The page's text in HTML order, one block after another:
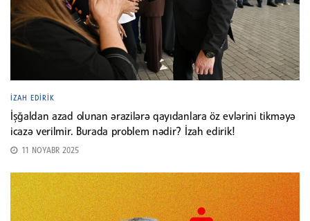
İZAH EDIRIK
İşğaldan azad olunan ərazilərə qayıdanlara öz evlərini tikməyə
icazə verilmir. Burada problem nədir? İzah edirik!
11 NOYABR 2025